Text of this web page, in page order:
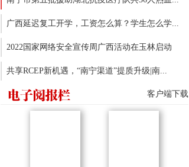
广西延迟复工开学，工资怎么算？学生怎么学...
2022国家网络安全宣传周广西活动在玉林启动
共享RCEP新机遇，“南宁渠道”提质升级|南...
客户端下载